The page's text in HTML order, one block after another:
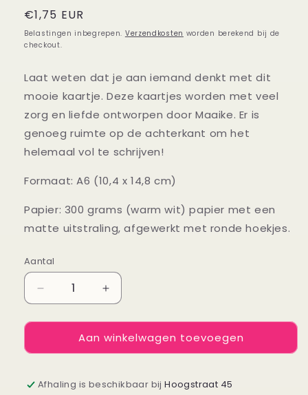
Normale
prijs
€1,75 EUR
Belastingen inbegrepen. Verzendkosten worden berekend bij de
checkout.
Laat weten dat je aan iemand denkt met dit
mooie kaartje. Deze kaartjes worden met veel
zorg en liefde ontworpen door Maaike. Er is
genoeg ruimte op de achterkant om het
helemaal vol te schrijven!
Formaat: A6 (10,4 x 14,8 cm)
Papier: 300 grams (warm wit) papier met een
matte uitstraling, afgewerkt met ronde hoekjes.
Aantal
Aantal
Aantal
verlagen
voor
Bedankt
de
Aantal
verhogen
voor
Kaartje
Bedankt
de
Aan winkelwagen toevoegen
Afhaling is beschikbaar bijHoogstraat 45